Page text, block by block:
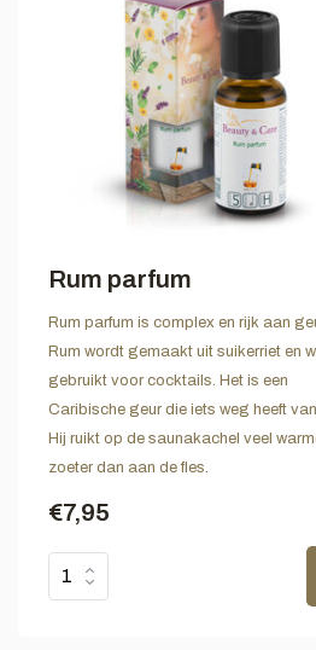
Rum parfum
Rum parfum is complex en rijk aan
Rum wordt gemaakt uit suikerriet en
gebruikt voor cocktails. Het is een
Caribische geur die iets weg heeft van
Hij ruikt op de saunakachel veel
zoeter dan aan de fles.
€7,95